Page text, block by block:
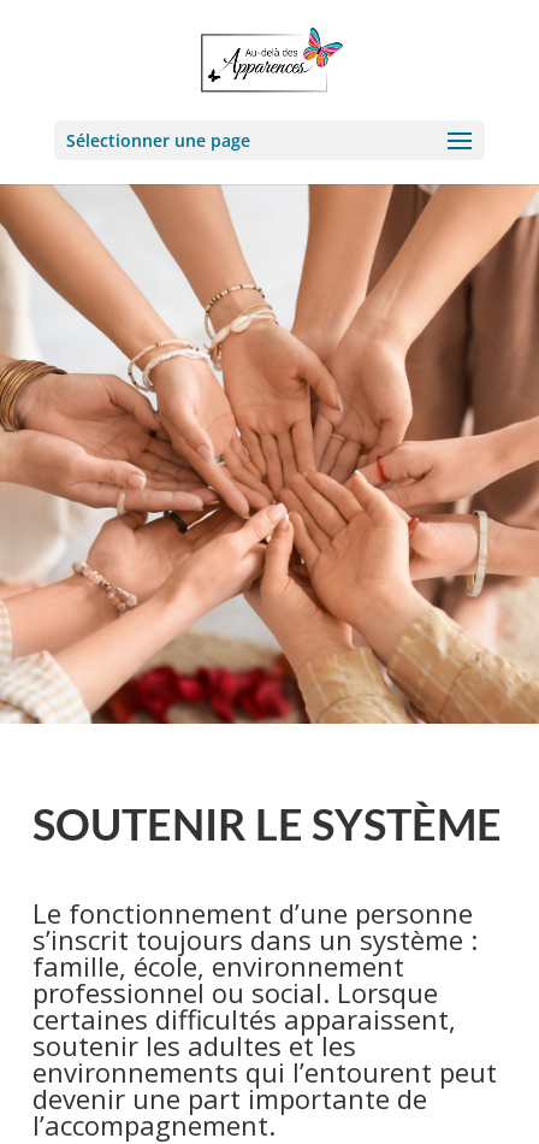
Sélectionner une page
SOUTENIR LE SYSTÈME
Le fonctionnement d’une personne
s’inscrit toujours dans un système :
famille, école, environnement
professionnel ou social. Lorsque
certaines difficultés apparaissent,
soutenir les adultes et les
environnements qui l’entourent peut
devenir une part importante de
l’accompagnement.